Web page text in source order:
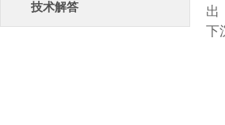
技术解答
出
下